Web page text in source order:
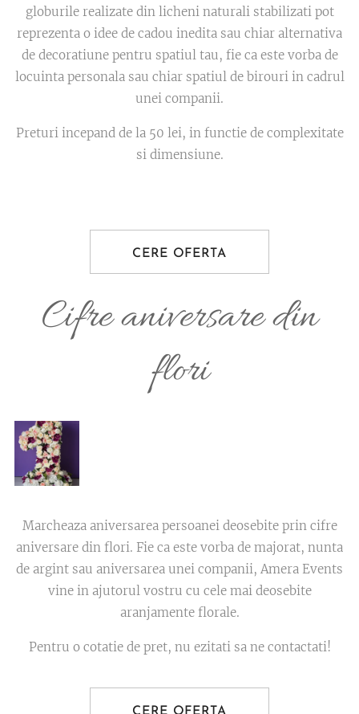
globurile realizate din licheni naturali stabilizati pot
reprezenta o idee de cadou inedita sau chiar alternativa
de decoratiune pentru spatiul tau, fie ca este vorba de
locuinta personala sau chiar spatiul de birouri in cadrul
unei companii.
Preturi incepand de la 50 lei, in functie de complexitate
si dimensiune.
CERE OFERTA
Cifre aniversare din
flori
Marcheaza aniversarea persoanei deosebite prin cifre
aniversare din flori. Fie ca este vorba de majorat, nunta
de argint sau aniversarea unei companii, Amera Events
vine in ajutorul vostru cu cele mai deosebite
aranjamente florale.
Pentru o cotatie de pret, nu ezitati sa ne contactati!
CERE OFERTA